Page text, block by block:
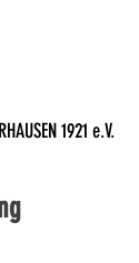
1921 e.V.